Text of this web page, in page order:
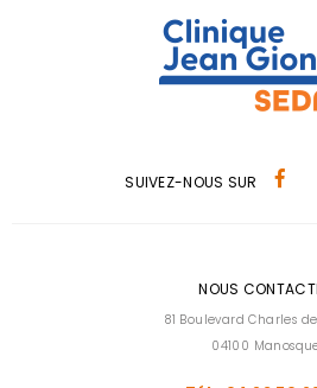
SUIVEZ-NOUS SUR
NOUS
81 Boulevard Charles
04100